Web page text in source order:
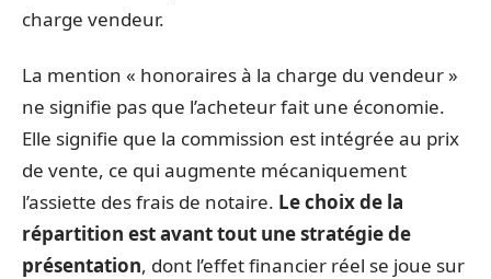
charge vendeur.
La mention « honoraires à la charge du vendeur »
ne signifie pas que l’acheteur fait une économie.
Elle signifie que la commission est intégrée au prix
de vente, ce qui augmente mécaniquement
l’assiette des frais de notaire. Le choix de la
répartition est avant tout une stratégie de
présentation, dont l’effet financier réel se joue sur